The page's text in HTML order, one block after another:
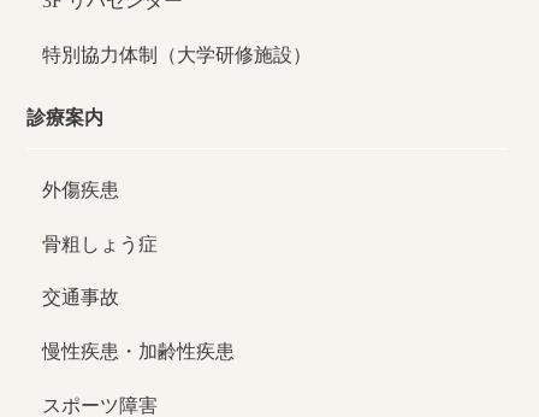
特別協力体制（大学研修施設）
診療案内
外傷疾患
骨粗しょう症
交通事故
慢性疾患・加齢性疾患
スポーツ障害